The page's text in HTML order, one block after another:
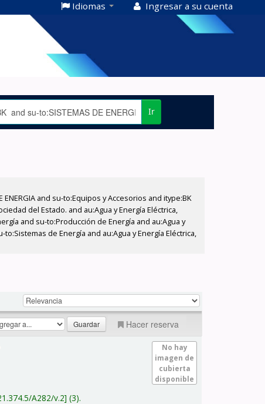
Idiomas Ingresar a su cuenta
Ir
and su-to:Equipos y Accesorios and itype:BK
del Estado. and au:Agua y Energía Eléctrica,
and su-to:Producción de Energía and au:Agua y
de Energía and au:Agua y Energía Eléctrica,
Hacer reserva
No hay
imagen de
cubierta
disponible
A282/v.2 (3).